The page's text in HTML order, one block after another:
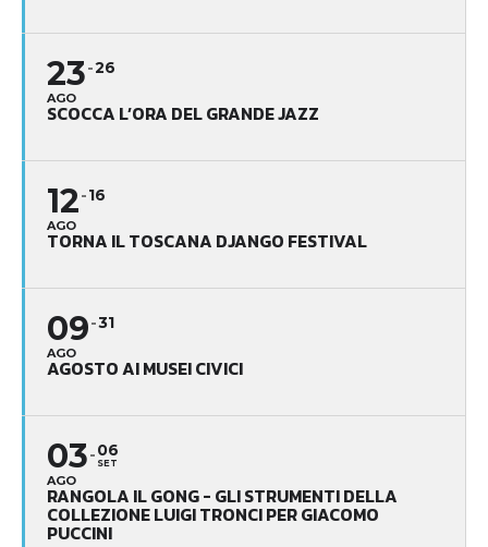
23
AGO
26
SCOCCA L’ORA DEL GRANDE JAZZ
12
AGO
16
TORNA IL TOSCANA DJANGO FESTIVAL
09
AGO
31
AGOSTO AI MUSEI CIVICI
03
AGO
06
SET
RANGOLA IL GONG - GLI STRUMENTI DELLA
COLLEZIONE LUIGI TRONCI PER GIACOMO
PUCCINI